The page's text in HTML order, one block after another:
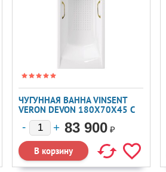
ЧУГУННАЯ ВАННА VINSENT
VERON DEVON 180X70X45 С
ЗОЛОТЫМИ РУЧКАМИ И А/П
83 900 ₽